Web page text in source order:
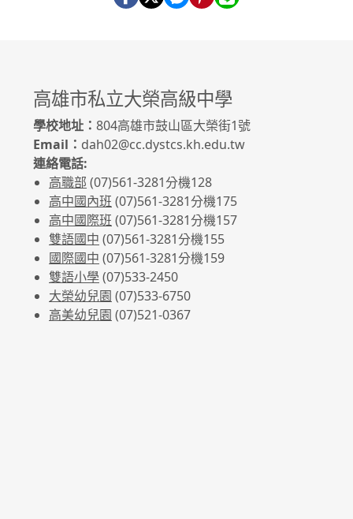
高雄市私立大榮高級中學
學校地址： 804高雄市鼓山區大榮街1號
Email： dah02@cc.dystcs.kh.edu.tw
連絡電話:
高職部 (07)561-3281分機128
高中國內班 (07)561-3281分機175
高中國際班 (07)561-3281分機157
雙語國中 (07)561-3281分機155
國際國中 (07)561-3281分機159
雙語小學(07)533-2450
大榮幼兒園 (07)533-6750
高美幼兒園 (07)521-0367